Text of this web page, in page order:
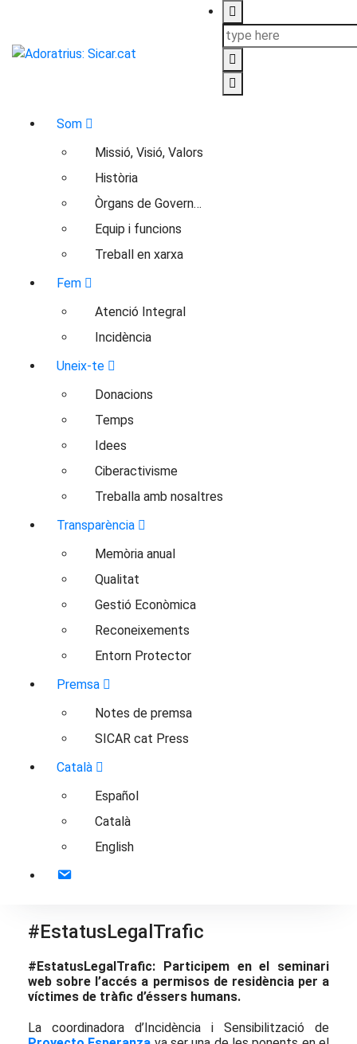
content
Som
Missió, Visió, Valors
Història
Òrgans de Govern…
Equip i funcions
Treball en xarxa
Fem
Atenció Integral
Incidència
Uneix-te
Donacions
Temps
Idees
Ciberactivisme
Treballa amb nosaltres
Transparència
Memòria anual
Qualitat
Gestió Econòmica
Reconeixements
Entorn Protector
Premsa
Notes de premsa
SICAR cat Press
Català
Español
Català
English
Contacte
#EstatusLegalTrafic
#EstatusLegalTrafic: Participem en el seminari
web sobre l’accés a permisos de residència per a
víctimes de tràfic d’éssers humans.
La coordinadora d’Incidència i Sensibilització de